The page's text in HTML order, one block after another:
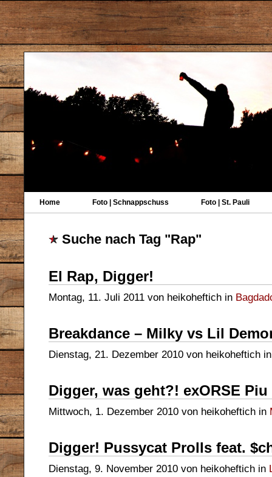
Home Foto | Schnappschuss Foto | St. Pauli
Suche nach Tag "Rap"
El Rap, Digger!
Montag, 11. Juli 2011 von heikoheftich in
Breakdance – Milky vs Lil
Dienstag, 21. Dezember 2010 von heikoheftich
Digger, was geht?! exORSE Piu
Mittwoch, 1. Dezember 2010 von heikoheftich in
Digger! Pussycat Prolls feat.
Dienstag, 9. November 2010 von heikoheftich in